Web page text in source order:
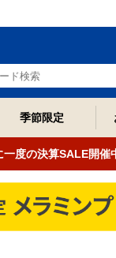
季節限定
一度の決算SALE開催